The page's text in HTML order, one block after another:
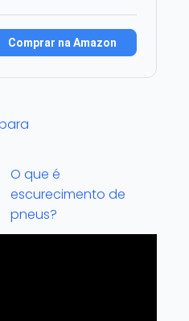
Comprar na Amazon
O que é
escurecimento de
pneus?